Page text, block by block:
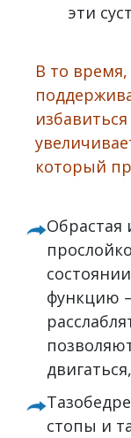
эти
В то
который
функцию
стопы и